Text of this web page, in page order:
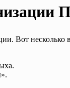
Вот несколько